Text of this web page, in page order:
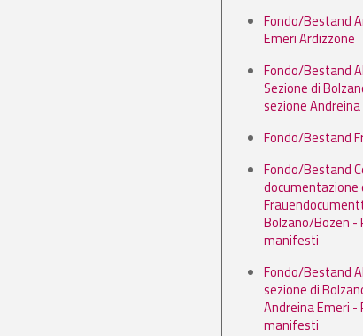
Fondo/Bestand
Emeri Ardizzone
Fondo/Bestand
Sezione di
sezione
Fondo/Bestand
Fondo/Bestand
documentazione
Bolzano/Bozen -
manifesti
Fondo/Bestand
sezione di
Andreina Emeri -
manifesti